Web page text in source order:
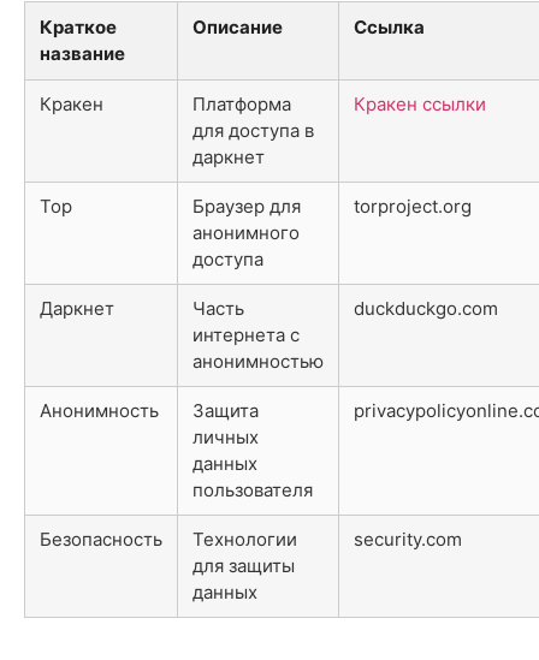
Краткое
название
Описание Ссылка
Кракен
Платформа
для доступа в
даркнет
Кракен ссылки
Тор
Браузер для
анонимного
доступа
torproject.org
Даркнет
Часть
интернета с
анонимностью
duckduckgo.com
Анонимность
Защита
личных
данных
пользователя
Безопасность
Технологии
для защиты
данных
security.com